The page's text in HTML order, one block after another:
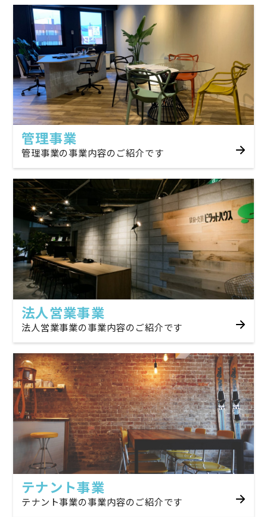
管理事業
管理事業の事業内容のご紹介です
法人営業事業
法人営業事業の事業内容のご紹介です
テナント事業
テナント事業の事業内容のご紹介です